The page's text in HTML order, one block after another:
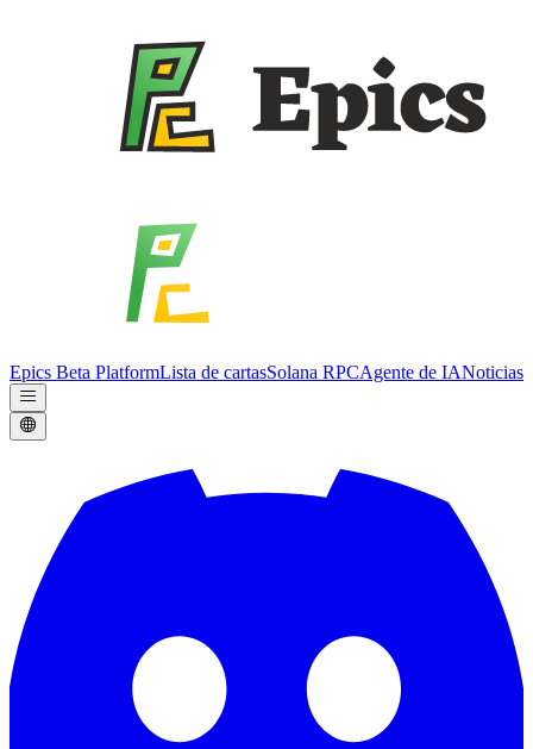
Epics Beta PlatformLista de cartasSolana RPCAgente de IANoticias